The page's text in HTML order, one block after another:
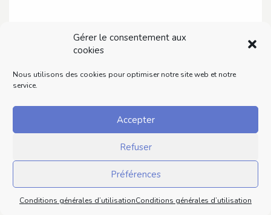
Gérer le consentement aux
cookies
Nous utilisons des cookies pour optimiser notre site web et notre
service.
Accepter
Refuser
Préférences
Conditions générales d’utilisationConditions générales d’utilisation